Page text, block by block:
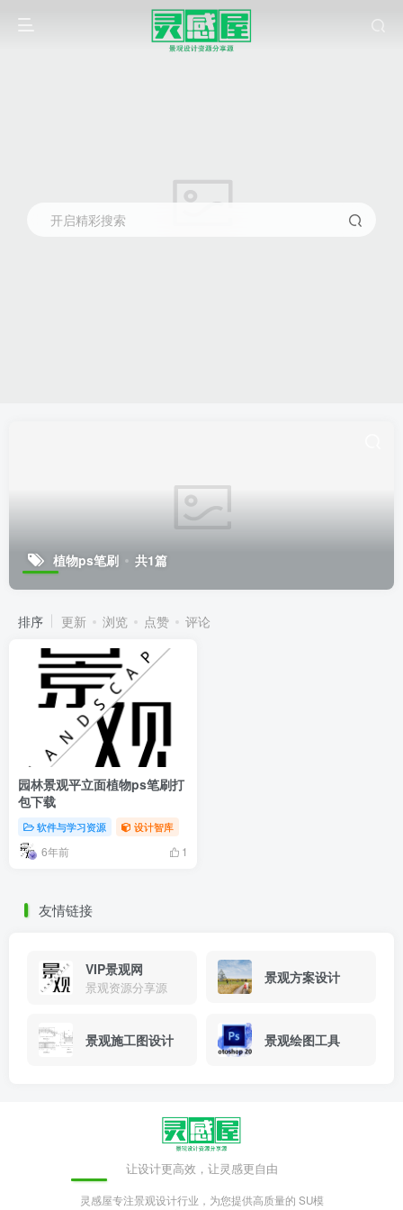
开启精彩搜索
植物ps笔刷 共1篇
排序 更新 浏览 点赞 评论
园林景观平立面植物ps笔刷打
包下载
软件与学习资源 设计智库
6年前 1
友情链接
VIP景观网
景观资源分享源
景观方案设计
景观施工图设计 景观绘图工具
让设计更高效，让灵感更自由
灵感屋专注景观设计行业，为您提供高质量的 SU模